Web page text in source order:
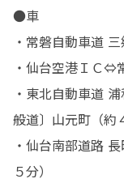
●車
・常磐自動車道
・仙台空港ＩＣ⇔
・東北自動車道
般道〕山元町（約
・仙台南部道路
５分）